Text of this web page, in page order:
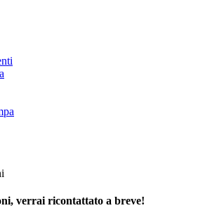
verrai ricontattato a breve!